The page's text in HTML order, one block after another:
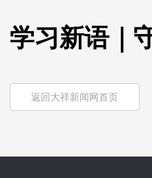
学习新语｜
返回大祥新闻网首页